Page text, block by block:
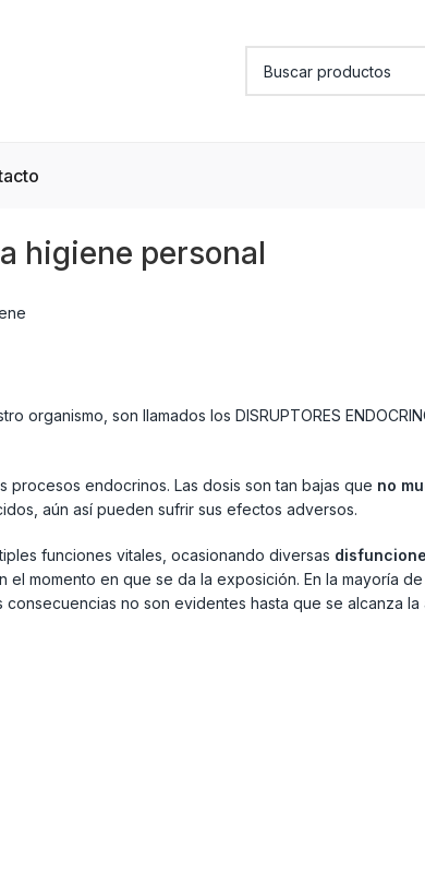
higiene personal
son llamados los DISRUPTORES
endocrinos. Las dosis son tan bajas que no
aún así pueden sufrir sus efectos adversos.
funciones vitales, ocasionando diversas
momento en que se da la exposición. En la mayoría de
no son evidentes hasta que se alcanza la